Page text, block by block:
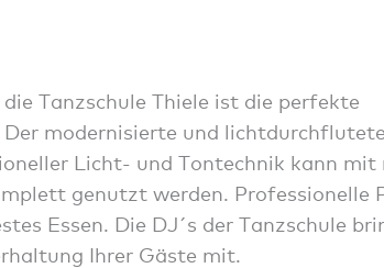
Tanzschule Thiele ist die perfekte
modernisierte und
Licht- und Tontechnik kann mit
genutzt werden. Professionelle
Essen. Die DJ´s der Tanzschule
Ihrer Gäste mit.